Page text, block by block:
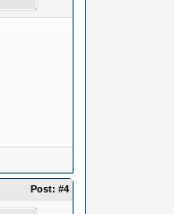
Post:#4